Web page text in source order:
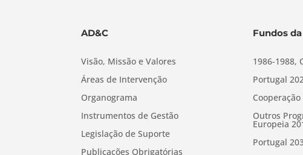
AD&C
Visão, Missão e Valores
Áreas de Intervenção
Organograma
Instrumentos de Gestão
Legislação de Suporte
Publicações Obrigatórias
Fundos
1986-1988,
Portugal
Outros
Europeia
Portugal